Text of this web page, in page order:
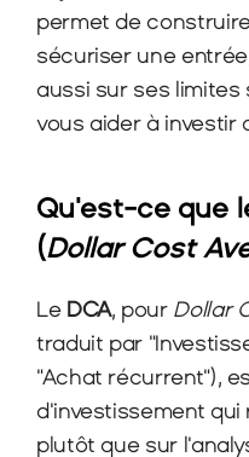
permet de
sécuriser une
aussi sur ses limites
vous aider à investir
Qu'est-ce que
(Dollar Cost
Le DCA, pour Dollar
traduit par
"Achat récurrent"),
d'investissement
plutôt que sur